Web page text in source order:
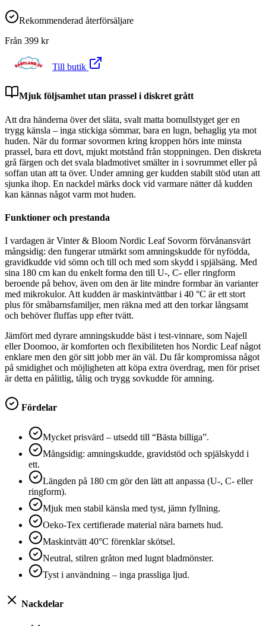
Rekommenderad återförsäljare
Från 399 kr
Till butik
Mjuk följsamhet utan prassel i diskret grått
Att dra händerna över det släta, svalt matta bomullstyget ger en
trygg känsla – inga stickiga sömmar, bara en lugn, behaglig yta mot
huden. När du formar sovormen kring kroppen hörs inte minsta
prassel, bara ett dovt, mjukt motstånd från stoppningen. Den diskreta
grå färgen och det svala bladmotivet smälter in i sovrummet eller på
soffan utan att ta över. Under amning ger kudden stabilt stöd utan att
sjunka ihop. En nackdel märks dock vid varmare nätter då kudden
kan kännas något varm mot huden.
Funktioner och prestanda
I vardagen är Vinter & Bloom Nordic Leaf Sovorm förvånansvärt
mångsidig: den fungerar utmärkt som amningskudde för nyfödda,
gravidkudde vid sömn och till och med som skydd i spjälsäng. Med
sina 180 cm kan du enkelt forma den till U-, C- eller ringform
beroende på behov, även om den är lite mindre formbar än varianter
med mikrokulor. Att kudden är maskintvättbar i 40 °C är ett stort
plus för småbarnsfamiljer, men räkna med att den torkar långsamt
och behöver fluffas upp efter tvätt.
Jämfört med dyrare amningskudde bäst i test-vinnare, som Najell
eller Doomoo, är komforten och flexibiliteten hos Nordic Leaf något
enklare men den gör sitt jobb mer än väl. Du får kompromissa något
på smidighet och möjligheten att köpa extra överdrag, men för priset
är detta en pålitlig, tålig och trygg sovkudde för amning.
Fördelar
Mycket prisvärd – utsedd till “Bästa billiga”.
Mångsidig: amningskudde, gravidstöd och spjälskydd i
ett.
Längden på 180 cm gör den lätt att anpassa (U-, C- eller
ringform).
Mjuk men stabil känsla med tyst, jämn fyllning.
Oeko-Tex certifierade material nära barnets hud.
Maskintvätt 40°C förenklar skötsel.
Neutral, stilren gråton med lugnt bladmönster.
Tyst i användning – inga prassliga ljud.
Nackdelar